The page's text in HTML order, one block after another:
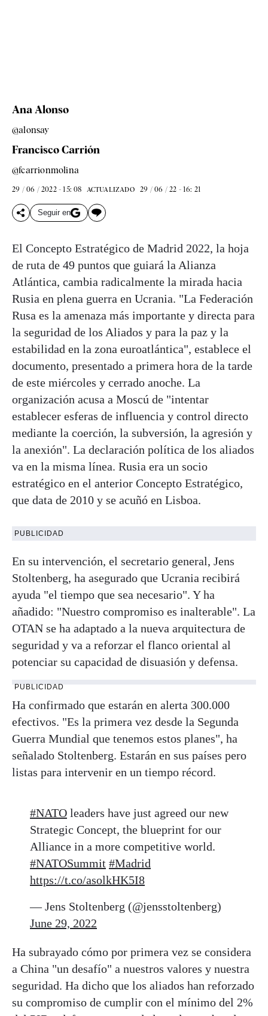
Ana Alonso
@alonsay
Francisco Carrión
@fcarrionmolina
29 / 06 / 2022 - 15: 08 ACTUALIZADO 29 / 06 / 22 - 16: 21
Seguir en
El Concepto Estratégico de Madrid 2022, la hoja
de ruta de 49 puntos que guiará la Alianza
Atlántica, cambia radicalmente la mirada hacia
Rusia en plena guerra en Ucrania. "La Federación
Rusa es la amenaza más importante y directa para
la seguridad de los Aliados y para la paz y la
estabilidad en la zona euroatlántica", establece el
documento, presentado a primera hora de la tarde
de este miércoles y cerrado anoche. La
organización acusa a Moscú de "intentar
establecer esferas de influencia y control directo
mediante la coerción, la subversión, la agresión y
la anexión". La declaración política de los aliados
va en la misma línea. Rusia era un socio
estratégico en el anterior Concepto Estratégico,
que data de 2010 y se acuñó en Lisboa.
PUBLICIDAD
En su intervención, el secretario general, Jens
Stoltenberg, ha asegurado que Ucrania recibirá
ayuda "el tiempo que sea necesario". Y ha
añadido: "Nuestro compromiso es inalterable". La
OTAN se ha adaptado a la nueva arquitectura de
seguridad y va a reforzar el flanco oriental al
potenciar su capacidad de disuasión y defensa.
PUBLICIDAD
Ha confirmado que estarán en alerta 300.000
efectivos. "Es la primera vez desde la Segunda
Guerra Mundial que tenemos estos planes", ha
señalado Stoltenberg. Estarán en sus países pero
listas para intervenir en un tiempo récord.
#NATO leaders have just agreed our new
Strategic Concept, the blueprint for our
Alliance in a more competitive world.
#NATOSummit #Madrid
https://t.co/asolkHK5I8
— Jens Stoltenberg (@jensstoltenberg)
June 29, 2022
Ha subrayado cómo por primera vez se considera
a China "un desafío" a nuestros valores y nuestra
seguridad. Ha dicho que los aliados han reforzado
su compromiso de cumplir con el mínimo del 2%